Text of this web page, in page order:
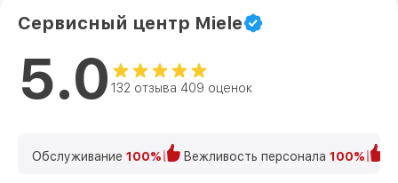
Сервисный центр Miele
5.0 132 отзыва 409 оценок
Обслуживание 100% Вежливость персонала 100%